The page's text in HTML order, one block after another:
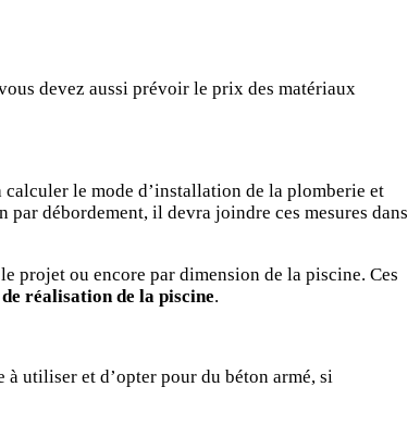
devez aussi prévoir le prix des matériaux
le mode d’installation de la plomberie et
débordement, il devra joindre ces mesures dans
projet ou encore par dimension de la piscine. Ces
réalisation de la piscine.
à utiliser et d’opter pour du béton armé, si